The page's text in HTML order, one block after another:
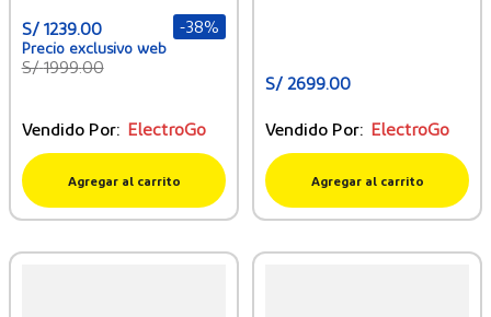
S/ 1239.00 -38%
S/ 1999.00
Vendido Por: ElectroGo
Agregar al carrito
S/ 2699.00
Vendido Por: ElectroGo
Agregar al carrito